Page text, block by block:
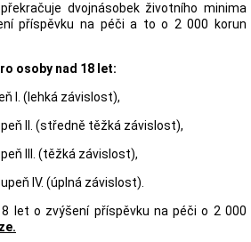
dvojnásobek životního minima
příspěvku na péči a to o 2 000 korun
osoby nad 18 let:
I. (lehká závislost),
II. (středně těžká závislost),
III. (těžká závislost),
IV. (úplná závislost).
let o zvýšení příspěvku na péči o 2 000